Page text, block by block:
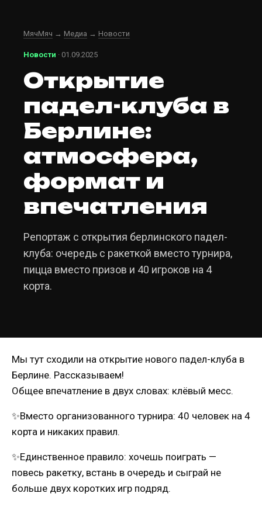
МячМяч → Медиа → Новости
Новости · 01.09.2025
Открытие
падел-клуба в
Берлине:
атмосфера,
формат и
впечатления
Репортаж с открытия берлинского падел-
клуба: очередь с ракеткой вместо турнира,
пицца вместо призов и 40 игроков на 4
корта.
Мы тут сходили на открытие нового падел-клуба в
Берлине. Рассказываем!
Общее впечатление в двух словах: клёвый месс.
✨Вместо организованного турнира: 40 человек на 4
корта и никаких правил.
✨Единственное правило: хочешь поиграть —
повесь ракетку, встань в очередь и сыграй не
больше двух коротких игр подряд.